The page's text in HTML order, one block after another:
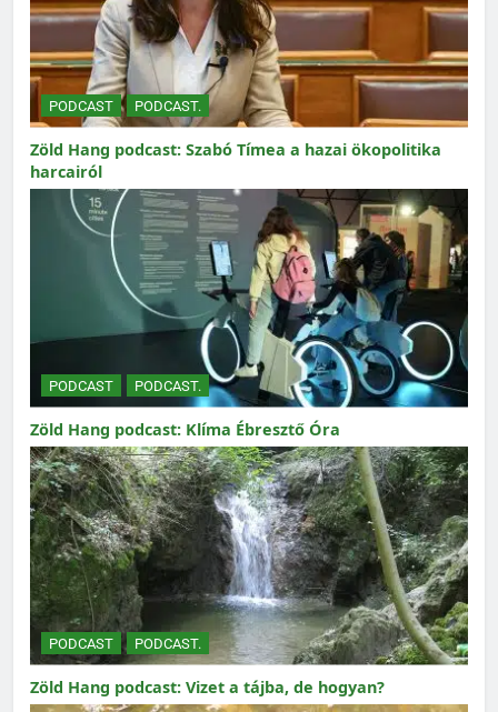
PODCAST PODCAST.
Zöld Hang podcast: Szabó Tímea a hazai ökopolitika
harcairól
PODCAST PODCAST.
Zöld Hang podcast: Klíma Ébresztő Óra
PODCAST PODCAST.
Zöld Hang podcast: Vizet a tájba, de hogyan?